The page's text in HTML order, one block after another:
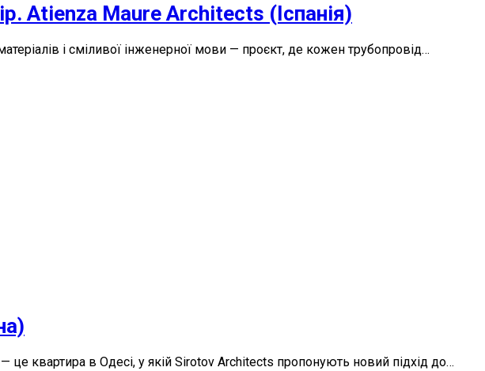
Atienza Maure Architects (Іспанія)
і сміливої інженерної мови — проєкт, де кожен трубопровід…
це квартира в Одесі, у якій Sirotov Architects пропонують новий підхід до…